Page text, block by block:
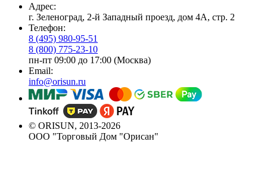
Адрес:
г. Зеленоград, 2-й Западный проезд, дом 4А, стр. 2
Телефон:
8 (495) 980-95-51
8 (800) 775-23-10
пн-пт 09:00 до 17:00 (Москва)
Email:
info@orisun.ru
© ORISUN, 2013-2026
ООО "Торговый Дом "Орисан"